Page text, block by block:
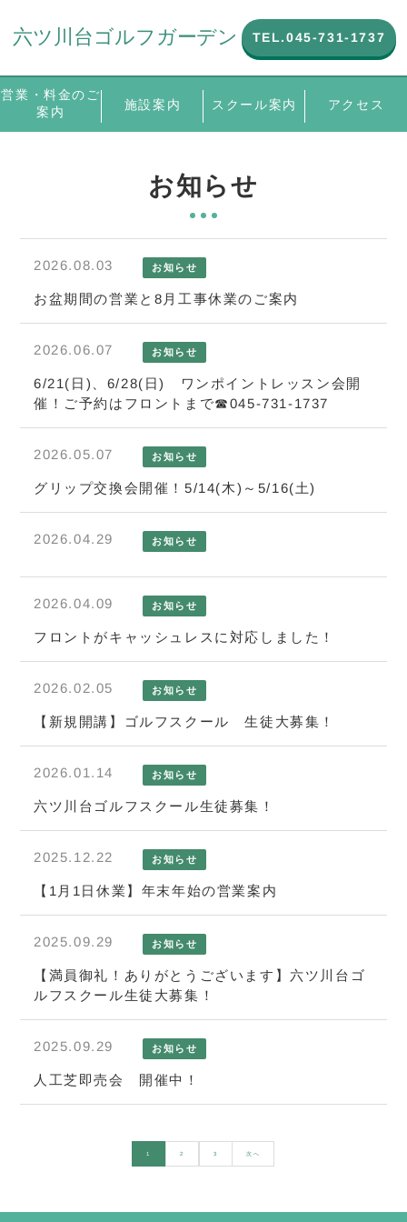
TEL.045-731-1737
営業・料金のご
案内 施設案内 スクール案内 アクセス
お知らせ
2026.08.03 お知らせ
お盆期間の営業と8月工事休業のご案内
2026.06.07 お知らせ
6/21(日)、6/28(日) ワンポイントレッスン会開
催！ご予約はフロントまで☎045-731-1737
2026.05.07 お知らせ
グリップ交換会開催！5/14(木)～5/16(土)
2026.04.29 お知らせ
2026.04.09 お知らせ
フロントがキャッシュレスに対応しました！
2026.02.05 お知らせ
【新規開講】ゴルフスクール 生徒大募集！
2026.01.14 お知らせ
六ツ川台ゴルフスクール生徒募集！
2025.12.22 お知らせ
【1月1日休業】年末年始の営業案内
2025.09.29 お知らせ
【満員御礼！ありがとうございます】六ツ川台ゴ
ルフスクール生徒大募集！
2025.09.29 お知らせ
人工芝即売会 開催中！
1 2 3 次へ